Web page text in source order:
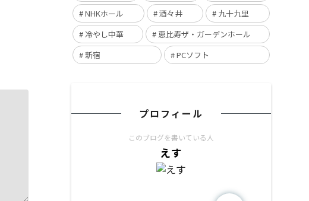
NHKホール
酒々井
九十九里
冷やし中華
恵比寿ザ・ガーデンホール
新宿
PCソフト
プロフィール
このブログを書いている人
えす